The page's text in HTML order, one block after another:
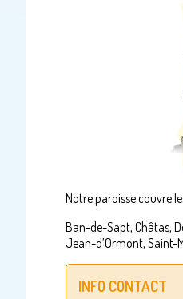
Notre paroisse couvre
Ban-de-Sapt, Châtas,
Jean-d’Ormont, Saint-
INFO CONTACT